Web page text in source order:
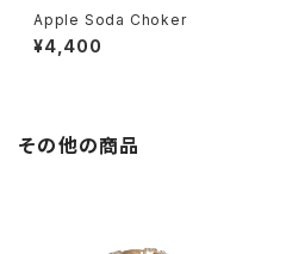
Apple Soda Choker
¥4,400
その他の商品